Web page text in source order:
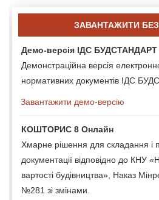
ЗАВАНТАЖИТИ
Демо-версія ІДС БУДСТАНДАРТ
Демонстраційна версія
нормативних документів ІДС
Завантажити демо-версію
КОШТОРИС 8 Онлайн
Хмарне рішення для складання і
документації відповідно до КНУ
вартості будівництва», Наказ
№281 зі змінами.